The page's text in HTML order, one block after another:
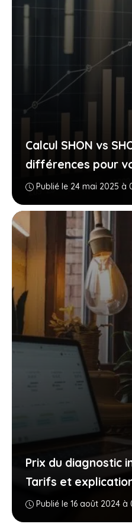
Calcul SHON vs
différences pour
Publié le 24 mai 2025 à
Prix du diagnostic
Tarifs et
Publié le 16 août 2024 à